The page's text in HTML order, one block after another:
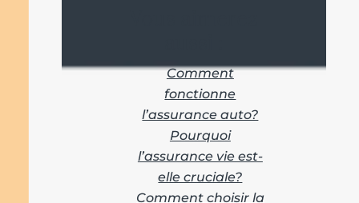
Comment
fonctionne
l’assurance auto?
Pourquoi
l’assurance vie est-
elle cruciale?
Comment choisir la